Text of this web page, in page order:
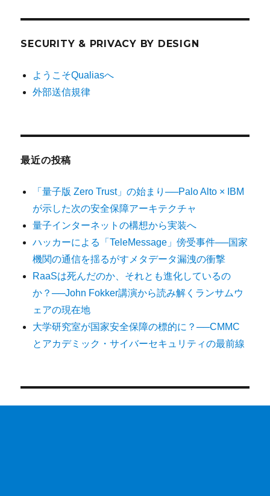
SECURITY & PRIVACY BY DESIGN
ようこそQualiasへ
外部送信規律
最近の投稿
「量子版 Zero Trust」の始まり──Palo Alto × IBM
が示した次の安全保障アーキテクチャ
量子インターネットの構想から実装へ
ハッカーによる「TeleMessage」傍受事件──国家
機関の通信を揺るがすメタデータ漏洩の衝撃
RaaSは死んだのか、それとも進化しているの
か？──John Fokker講演から読み解くランサムウ
ェアの現在地
大学研究室が国家安全保障の標的に？──CMMC
とアカデミック・サイバーセキュリティの最前線